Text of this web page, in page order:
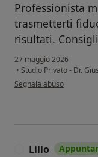
Professionista
trasmetterti
risultati.
27 maggio 2026
• Studio Privato - Dr.
secondo l'opinione
Segnala abuso
Lillo